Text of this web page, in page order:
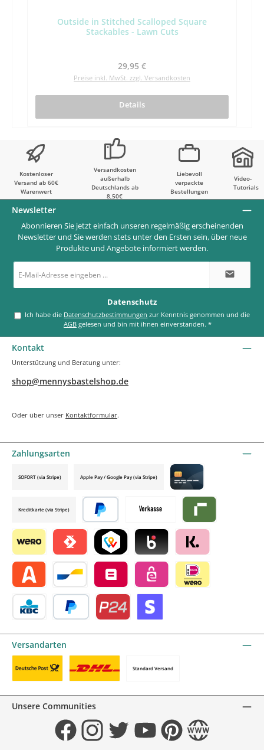
Outside in Stitched Scalloped Square
Stackables - Lawn Cuts
Regulärer Preis:
29,95 €
Preise inkl. MwSt. zzgl. Versandkosten
Details
Kostenloser
Versand ab 60€
Warenwert
Versandkosten
außerhalb
Deutschlands ab
8,50€
Liebevoll
verpackte
Bestellungen
Video-
Tutorials
Newsletter
Abonnieren Sie jetzt einfach unseren regelmäßig erscheinenden
Newsletter und Sie werden stets unter den Ersten sein, über neue
Produkte und Angebote informiert werden.
E-
Mail-
*
Datenschutz
Ich habe die Datenschutzbestimmungen
AGB gelesen und bin mit ihnen einverstanden.*
Kontakt
Unterstützung und Beratung unter:
shop@mennysbastelshop.de
Oder über unser Kontaktformular.
Zahlungsarten
Vorkasse Riverty by mollie
Wero Satispay by mollieTWINT by mollieBlik by mollieKlarna by mollie
Alma by mollieBancontact by mollie
Belfius by mollieeps by mollie
SOFORT (via Stripe) Apple Pay / Google Pay (via Stripe)
Credit card by mollie
Kreditkarte (via Stripe)
Später bezahlen
Versandarten
Standard Versand
Unsere Communities
FacebookInstagramTwitter YouTubePinterestWebsite